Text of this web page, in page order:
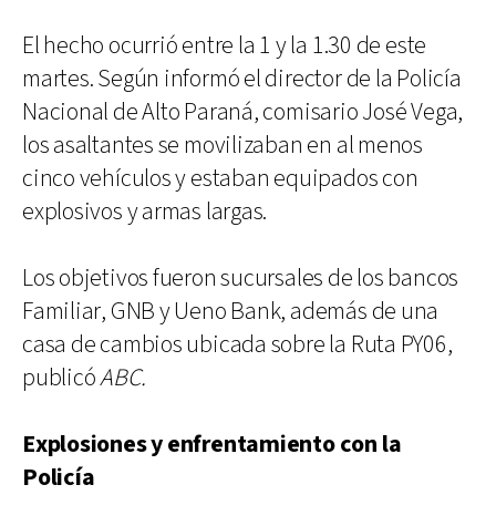
El hecho ocurrió entre la 1 y la 1.30 de este
martes. Según informó el director de la Policía
Nacional de Alto Paraná, comisario José Vega,
los asaltantes se movilizaban en al menos
cinco vehículos y estaban equipados con
explosivos y armas largas.
Los objetivos fueron sucursales de los bancos
Familiar, GNB y Ueno Bank, además de una
casa de cambios ubicada sobre la Ruta PY06,
publicóABC.
Explosiones y enfrentamiento con la
Policía